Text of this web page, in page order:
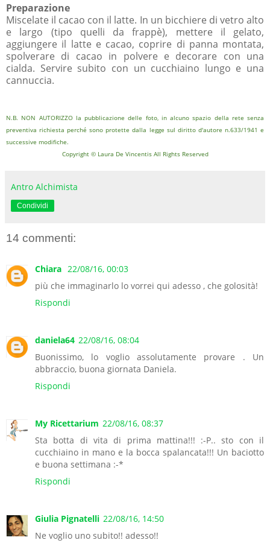
Preparazione
Miscelate il cacao con il latte. In un bicchiere di vetro alto
e largo (tipo quelli da frappè), mettere il gelato,
aggiungere il latte e cacao, coprire di panna montata,
spolverare di cacao in polvere e decorare con una
cialda. Servire subito con un cucchiaino lungo e una
cannuccia.
N.B. NON AUTORIZZO la pubblicazione delle foto, in alcuno spazio della rete senza
preventiva richiesta perché sono protette dalla legge sul diritto d'autore n.633/1941 e
successive modifiche.
Copyright © Laura De Vincentis All Rights Reserved
Antro Alchimista
Condividi
14 commenti:
Chiara 22/08/16, 00:03
più che immaginarlo lo vorrei qui adesso , che golosità!
Rispondi
daniela64 22/08/16, 08:04
Buonissimo, lo voglio assolutamente provare . Un
abbraccio, buona giornata Daniela.
Rispondi
My Ricettarium 22/08/16, 08:37
Sta botta di vita di prima mattina!!! :-P.. sto con il
cucchiaino in mano e la bocca spalancata!!! Un baciotto
e buona settimana :-*
Rispondi
Giulia Pignatelli 22/08/16, 14:50
Ne voglio uno subito!! adesso!!